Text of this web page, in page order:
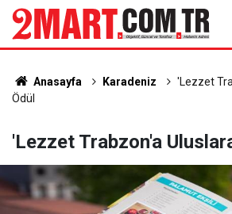
Anasayfa Karadeniz
'Lezzet
Ödül
'Lezzet Trabzon'a